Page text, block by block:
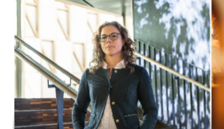
Professor Kristina Palm FOTO:
Dylan Calluy / Unsplash